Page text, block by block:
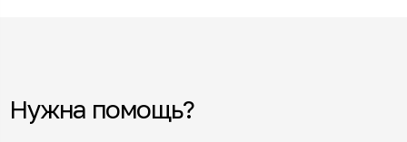
Нужна помощь?